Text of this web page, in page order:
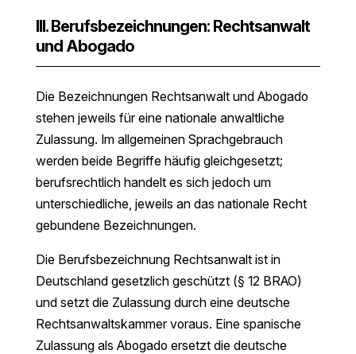
III. Berufsbezeichnungen: Rechtsanwalt
und Abogado
Die Bezeichnungen Rechtsanwalt und Abogado
stehen jeweils für eine nationale anwaltliche
Zulassung. Im allgemeinen Sprachgebrauch
werden beide Begriffe häufig gleichgesetzt;
berufsrechtlich handelt es sich jedoch um
unterschiedliche, jeweils an das nationale Recht
gebundene Bezeichnungen.
Die Berufsbezeichnung Rechtsanwalt ist in
Deutschland gesetzlich geschützt (§ 12 BRAO)
und setzt die Zulassung durch eine deutsche
Rechtsanwaltskammer voraus. Eine spanische
Zulassung als Abogado ersetzt die deutsche